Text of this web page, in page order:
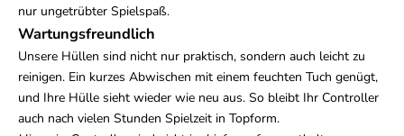
nur ungetrübter Spielspaß.
Wartungsfreundlich
Unsere Hüllen sind nicht nur praktisch, sondern auch leicht zu
reinigen. Ein kurzes Abwischen mit einem feuchten Tuch genügt,
und Ihre Hülle sieht wieder wie neu aus. So bleibt Ihr Controller
auch nach vielen Stunden Spielzeit in Topform.